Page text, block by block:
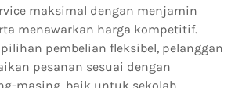
maksimal dengan menjamin
menawarkan harga kompetitif.
pembelian fleksibel, pelanggan
pesanan sesuai dengan